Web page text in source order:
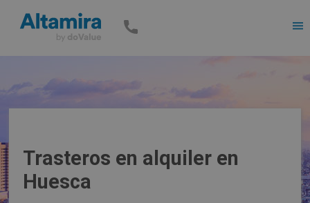
Trasteros en alquiler en
Huesca